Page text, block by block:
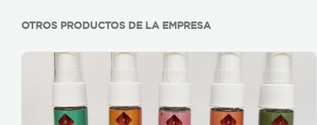
OTROS PRODUCTOS DE LA EMPRESA